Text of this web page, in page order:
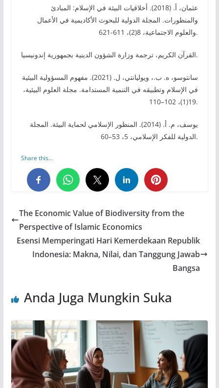
عثمان، أ. (2018). أخلاقيات البيئة في الإسلام: المبادئ
والمنظورات. المجلة الدولية للبحوث الأكاديمية في الأعمال
والعلوم الاجتماعية، 8(2)، 611-621.
القرآن الكريم، ترجمة وزارة الشؤون الدينية بجمهورية إندونيسيا.
سانتوسو، ه. ب.، ويوليانتي، ل. (2021). مفهوم المسؤولية البيئية
في الإسلام وتطبيقه في التنمية المستدامة. مجلة العلوم البيئية،
19(1)، 102–110.
يوسف، م. أ. (2014). المنظور الإسلامي لحماية البيئة. المجلة
الدولية للفكر الإسلامي، 5، 53–60.
Share this...
The Economic Value of Biodiversity from the
Perspective of Islamic Economics
Esensi Memperingati Hari Kemerdekaan Republik
Indonesia: Makna, Nilai, dan Tanggung Jawab
Bangsa
Anda Juga Mungkin Suka